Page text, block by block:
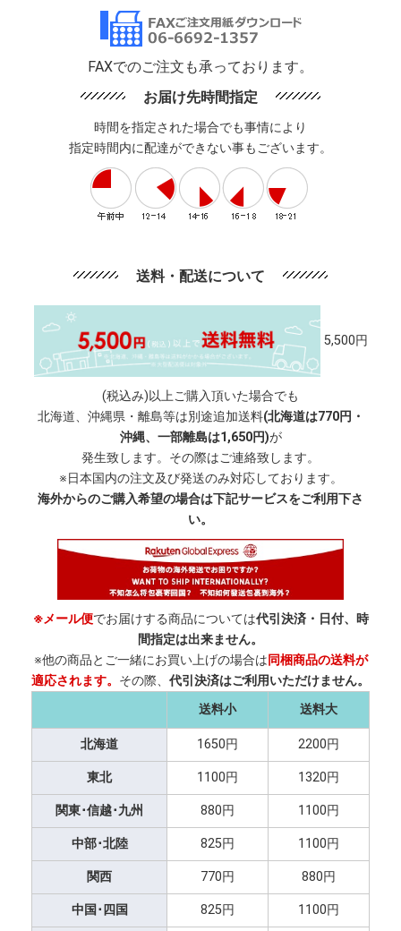
FAXでのご注文も承っております。
お届け先時間指定
時間を指定された場合でも事情により
指定時間内に配達ができない事もございます。
送料・配送について
5,500円
(税込み)以上ご購入頂いた場合でも
北海道、沖縄県・離島等は別途追加送料(北海道は770円・
沖縄、一部離島は1,650円)が
発生致します。その際はご連絡致します。
※日本国内の注文及び発送のみ対応しております。
海外からのご購入希望の場合は下記サービスをご利用下さ
い。
※メール便でお届けする商品については代引決済・日付、時
間指定は出来ません。
※他の商品とご一緒にお買い上げの場合は同梱商品の送料が
適応されます。 その際、 代引決済はご利用いただけません。
送料小
送料大
北海道 1650円 2200円
東北 1100円 1320円
関東･信越･九州 880円 1100円
中部･北陸 825円 1100円
関西 770円 880円
中国･四国 825円 1100円